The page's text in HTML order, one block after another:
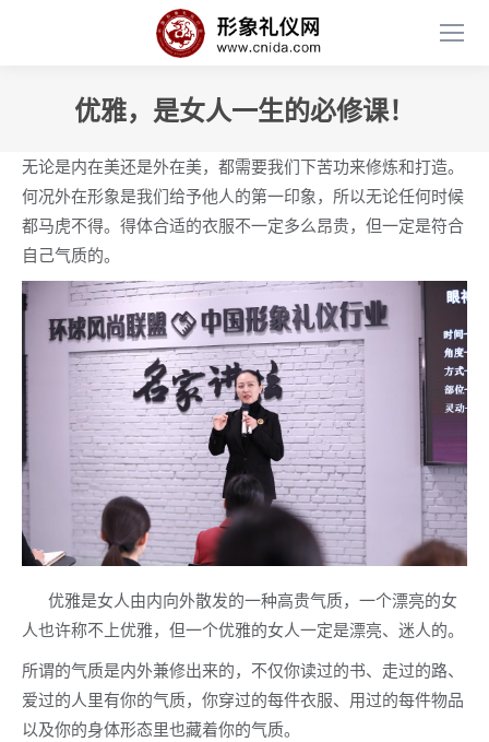
优雅，是女人一生的必修课！
无论是内在美还是外在美，都需要我们下苦功来修炼和打造。
何况外在形象是我们给予他人的第一印象，所以无论任何时候
都马虎不得。得体合适的衣服不一定多么昂贵，但一定是符合
自己气质的。
优雅是女人由内向外散发的一种高贵气质，一个漂亮的女
人也许称不上优雅，但一个优雅的女人一定是漂亮、迷人的。
所谓的气质是内外兼修出来的，不仅你读过的书、走过的路、
爱过的人里有你的气质，你穿过的每件衣服、用过的每件物品
以及你的身体形态里也藏着你的气质。